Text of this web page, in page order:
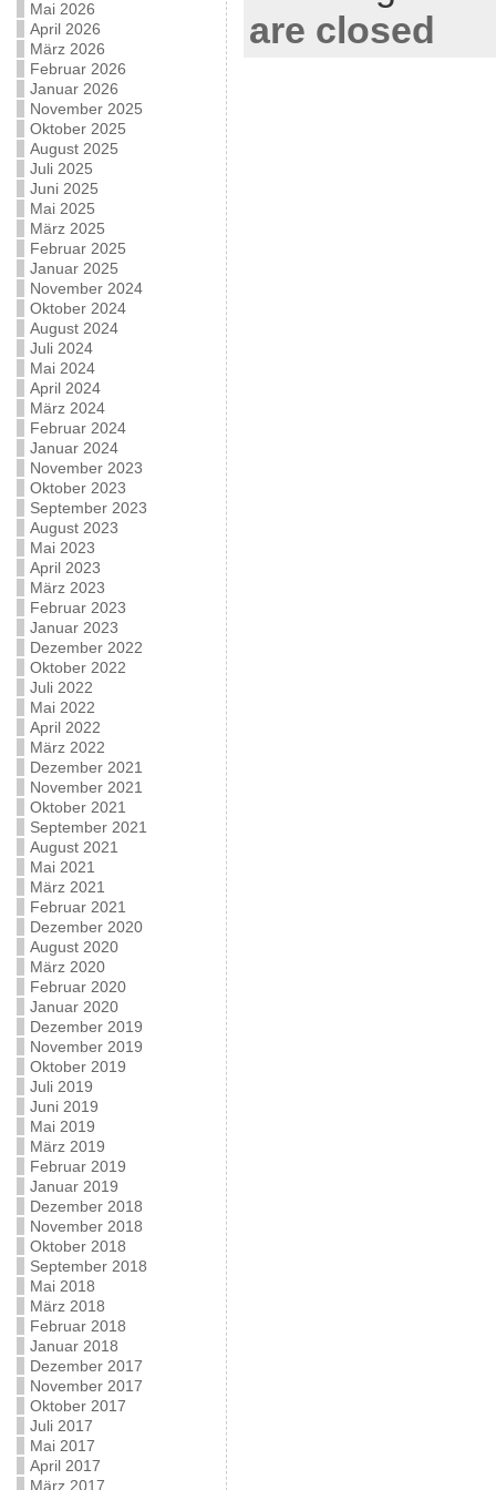
Mai 2026
April 2026
März 2026
Februar 2026
Januar 2026
November 2025
Oktober 2025
August 2025
Juli 2025
Juni 2025
Mai 2025
März 2025
Februar 2025
Januar 2025
November 2024
Oktober 2024
August 2024
Juli 2024
Mai 2024
April 2024
März 2024
Februar 2024
Januar 2024
November 2023
Oktober 2023
September 2023
August 2023
Mai 2023
April 2023
März 2023
Februar 2023
Januar 2023
Dezember 2022
Oktober 2022
Juli 2022
Mai 2022
April 2022
März 2022
Dezember 2021
November 2021
Oktober 2021
September 2021
August 2021
Mai 2021
März 2021
Februar 2021
Dezember 2020
August 2020
März 2020
Februar 2020
Januar 2020
Dezember 2019
November 2019
Oktober 2019
Juli 2019
Juni 2019
Mai 2019
März 2019
Februar 2019
Januar 2019
Dezember 2018
November 2018
Oktober 2018
September 2018
Mai 2018
März 2018
Februar 2018
Januar 2018
Dezember 2017
November 2017
Oktober 2017
Juli 2017
Mai 2017
April 2017
März 2017
are closed